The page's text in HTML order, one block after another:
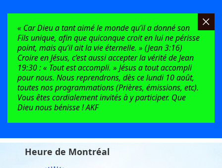
« Car Dieu a tant aimé le monde qu’il a donné son
Fils unique, afin que quiconque croit en lui ne périsse
point, mais qu’il ait la vie éternelle. » (Jean 3:16)
Croire en Jésus, c’est aussi accepter la vérité de Jean
19:30 : « Tout est accompli. » Jésus a tout accompli
pour nous. Nous reprendrons, dès ce lundi 10 août,
toutes nos programmations (Prières, émissions, etc).
Vous êtes cordialement invités à y participer. Que
Dieu nous bénisse ! AKF
Heure de Montréal